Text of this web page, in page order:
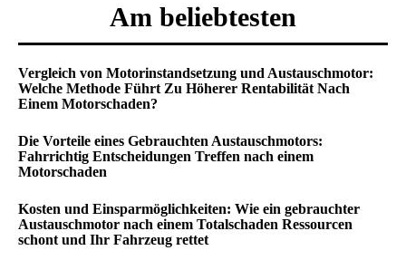
Am beliebtesten
Vergleich von Motorinstandsetzung und Austauschmotor:
Welche Methode Führt Zu Höherer Rentabilität Nach
Einem Motorschaden?
Die Vorteile eines Gebrauchten Austauschmotors:
Fahrrichtig Entscheidungen Treffen nach einem
Motorschaden
Kosten und Einsparmöglichkeiten: Wie ein gebrauchter
Austauschmotor nach einem Totalschaden Ressourcen
schont und Ihr Fahrzeug rettet